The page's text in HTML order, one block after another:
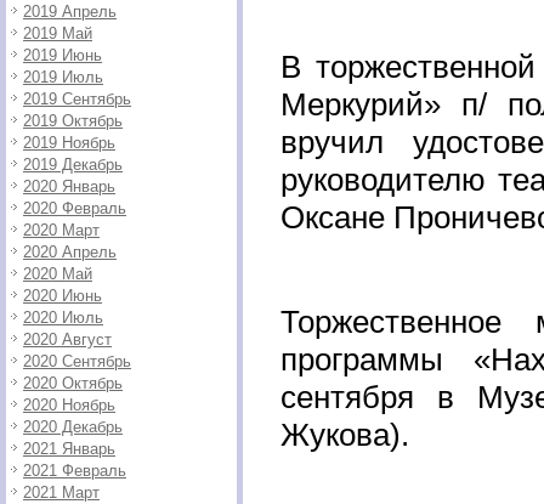
2019 Апрель
2019 Май
2019 Июнь
2019 Июль
2019 Сентябрь
2019 Октябрь
2019 Ноябрь
2019 Декабрь
2020 Январь
2020 Февраль
2020 Март
2020 Апрель
2020 Май
2020 Июнь
2020 Июль
2020 Август
2020 Сентябрь
2020 Октябрь
2020 Ноябрь
2020 Декабрь
2021 Январь
2021 Февраль
2021 Март
В
Меркурий» п/
вручил
руководителю
Оксане
программы
сентября в
Жукова).